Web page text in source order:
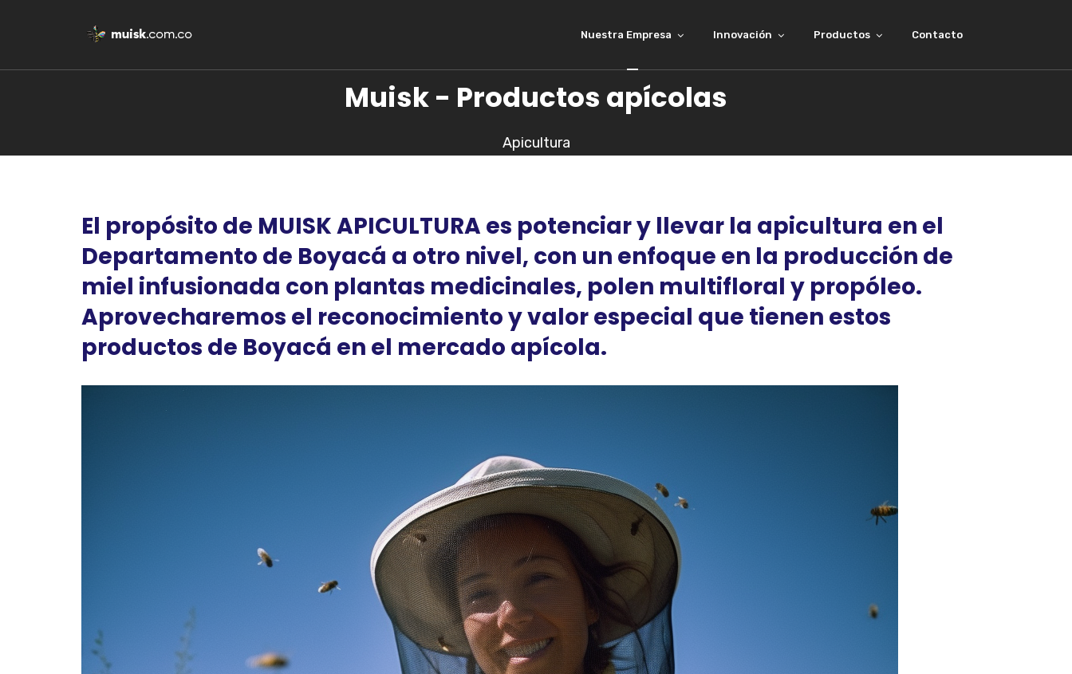
Nuestra Empresa Innovación Productos Contacto
Muisk - Productos apícolas
Apicultura
El propósito de MUISK APICULTURA es potenciar y llevar la apicultura en el
Departamento de Boyacá a otro nivel, con un enfoque en la producción de
miel infusionada con plantas medicinales, polen multifloral y propóleo.
Aprovecharemos el reconocimiento y valor especial que tienen estos
productos de Boyacá en el mercado apícola.